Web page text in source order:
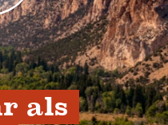
als